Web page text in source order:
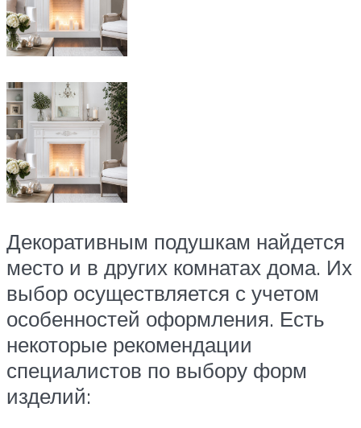
Декоративным подушкам найдется
место и в других комнатах дома. Их
выбор осуществляется с учетом
особенностей оформления. Есть
некоторые рекомендации
специалистов по выбору форм
изделий: